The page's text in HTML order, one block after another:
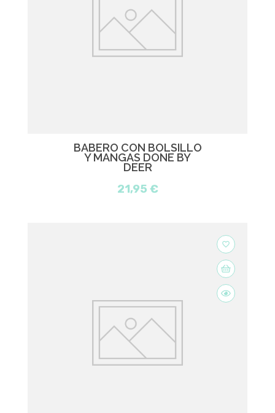
BABERO CON BOLSILLO
Y MANGAS DONE BY
DEER
21,95 €
favorite_border